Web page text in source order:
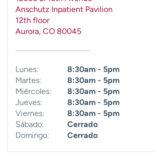
Anschutz Inpatient Pavilion
12th floor
Aurora, CO 80045
Lunes:
8:30am - 5pm
Martes:
8:30am - 5pm
Miércoles:
8:30am - 5pm
Jueves:
8:30am - 5pm
Viernes:
8:30am - 5pm
Sábado:
Cerrado
Domingo:
Cerrado